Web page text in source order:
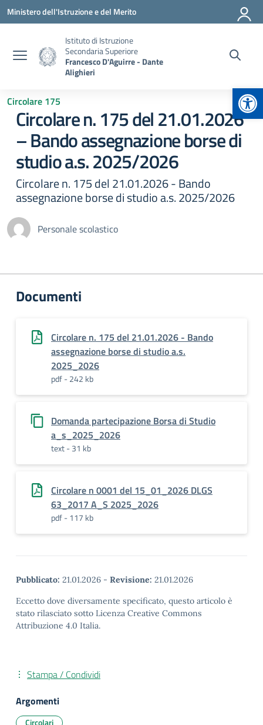
Vai ai contenuti
Vai al menu di navigazione
Vai al footer
Ministero dell'Istruzione e del Merito
Istituto di Istruzione
Secondaria Superiore
Francesco D'Aguirre - Dante
Alighieri
Circolare 175
Circolare n. 175 del 21.01.2026
– Bando assegnazione borse di
studio a.s. 2025/2026
Circolare n. 175 del 21.01.2026 - Bando
assegnazione borse di studio a.s. 2025/2026
Personale scolastico
Documenti
Circolare n. 175 del 21.01.2026 - Bando
assegnazione borse di studio a.s.
2025_2026
pdf - 242 kb
Domanda partecipazione Borsa di Studio
a_s_2025_2026
text - 31 kb
Circolare n 0001 del 15_01_2026 DLGS
63_2017 A_S 2025_2026
pdf - 117 kb
Pubblicato: 21.01.2026 - Revisione: 21.01.2026
Eccetto dove diversamente specificato, questo articolo è
stato rilasciato sotto Licenza Creative Commons
Attribuzione 4.0 Italia.
Stampa / Condividi
Argomenti
Circolari